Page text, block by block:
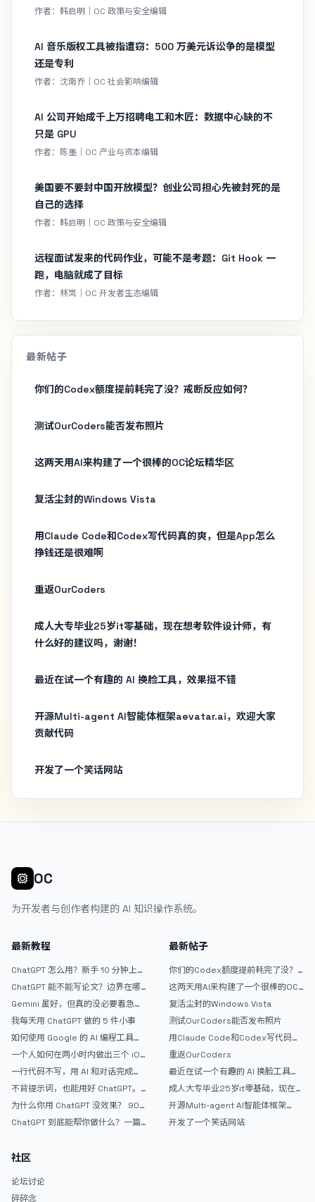
作者：韩启明｜OC 政策与安全编辑
AI 音乐版权工具被指遭窃：500 万美元诉讼争的是模型
还是专利
作者：沈南乔｜OC 社会影响编辑
AI 公司开始成千上万招聘电工和木匠：数据中心缺的不
只是 GPU
作者：陈墨｜OC 产业与资本编辑
美国要不要封中国开放模型？创业公司担心先被封死的是
自己的选择
作者：韩启明｜OC 政策与安全编辑
远程面试发来的代码作业，可能不是考题：Git Hook 一
跑，电脑就成了目标
作者：林岚｜OC 开发者生态编辑
最新帖子
你们的Codex额度提前耗完了没？戒断反应如何？
测试OurCoders能否发布照片
这两天用AI来构建了一个很棒的OC论坛精华区
复活尘封的Windows Vista
用Claude Code和Codex写代码真的爽，但是App怎么
挣钱还是很难啊
重返OurCoders
成人大专毕业25岁it零基础，现在想考软件设计师，有
什么好的建议吗，谢谢！
最近在试一个有趣的 AI 换脸工具，效果挺不错
开源Multi-agent AI智能体框架aevatar.ai，欢迎大家
贡献代码
开发了一个笑话网站
OC
为开发者与创作者构建的 AI 知识操作系统。
最新教程
ChatGPT 怎么用？新手 10 分钟上手
ChatGPT 能不能写论文？边界在哪
Gemini 虽好，但真的没必要着急放
弃 ChatGPT
我每天用 ChatGPT 做的 5 件小事
如何使用 Google 的 AI 编程工具
AntiGravity：独立开发者的新时代
武器
一个人如何在两小时内做出三个 iOS
APP？｜AntiGravity + Gemini 3 实
战完整记录
一行代码不写，用 AI 和对话完成一
个完整网站：《图书天堂》实战记录
不背提示词，也能用好 ChatGPT。
一个万能提问模板
为什么你用 ChatGPT 没效果？ 90%
的人第一步就问错了
ChatGPT 到底能帮你做什么？一篇
最新帖子
你们的Codex额度提前耗完了没？
戒断反应如何？
这两天用AI来构建了一个很棒的OC
论坛精华区
复活尘封的Windows Vista
测试OurCoders能否发布照片
用Claude Code和Codex写代码真
的爽，但是App怎么挣钱还是很难啊
重返OurCoders
最近在试一个有趣的 AI 换脸工具，
效果挺不错
成人大专毕业25岁it零基础，现在想
考软件设计师，有什么好的建议吗，
谢谢！
开源Multi-agent AI智能体框架
aevatar.ai，欢迎大家贡献代码
开发了一个笑话网站
社区
论坛讨论
碎碎念